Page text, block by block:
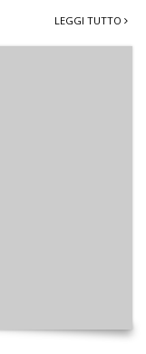
LEGGI TUTTO